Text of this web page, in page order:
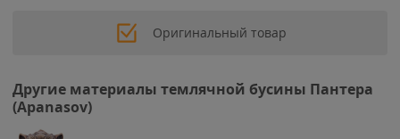
Оригинальный товар
Другие материалы темлячной бусины Пантера
(Apanasov)